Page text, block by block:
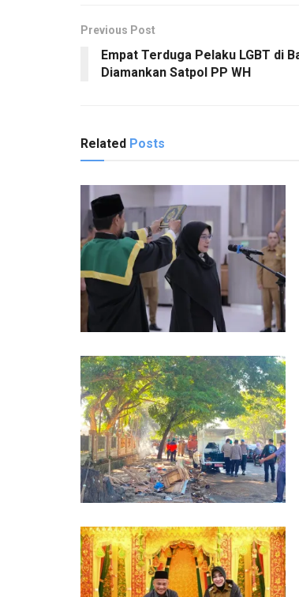
Previous Post
Empat Terduga Pelaku LGBT di
Diamankan Satpol PP WH
Related Posts